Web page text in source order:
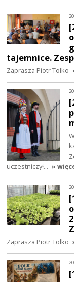
tajemnice.
Zaprasza Piotr Tolko
uczestniczył… »
Zaprasza Piotr Tolko